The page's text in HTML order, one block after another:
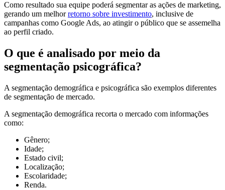
Como resultado sua equipe poderá segmentar as ações de marketing,
gerando um melhorretorno sobre investimento, inclusive de
campanhas como Google Ads, ao atingir o público que se assemelha
ao perfil criado.
O que é analisado por meio da
segmentação psicográfica?
A segmentação demográfica e psicográfica são exemplos diferentes
de segmentação de mercado.
A segmentação demográfica recorta o mercado com informações
como:
Gênero;
Idade;
Estado civil;
Localização;
Escolaridade;
Renda.